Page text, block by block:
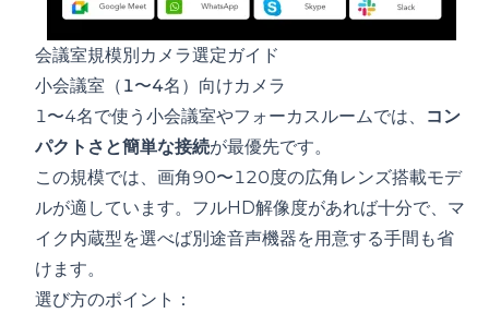
会議室規模別カメラ選定ガイド
小会議室（1〜4名）向けカメラ
1〜4名で使う小会議室やフォーカスルームでは、
コン
パクトさと簡単な接続が最優先です。
この規模では、画角90〜120度の広角レンズ搭載モデ
ルが適しています。フルHD解像度があれば十分で、マ
イク内蔵型を選べば別途音声機器を用意する手間も省
けます。
選び方のポイント：